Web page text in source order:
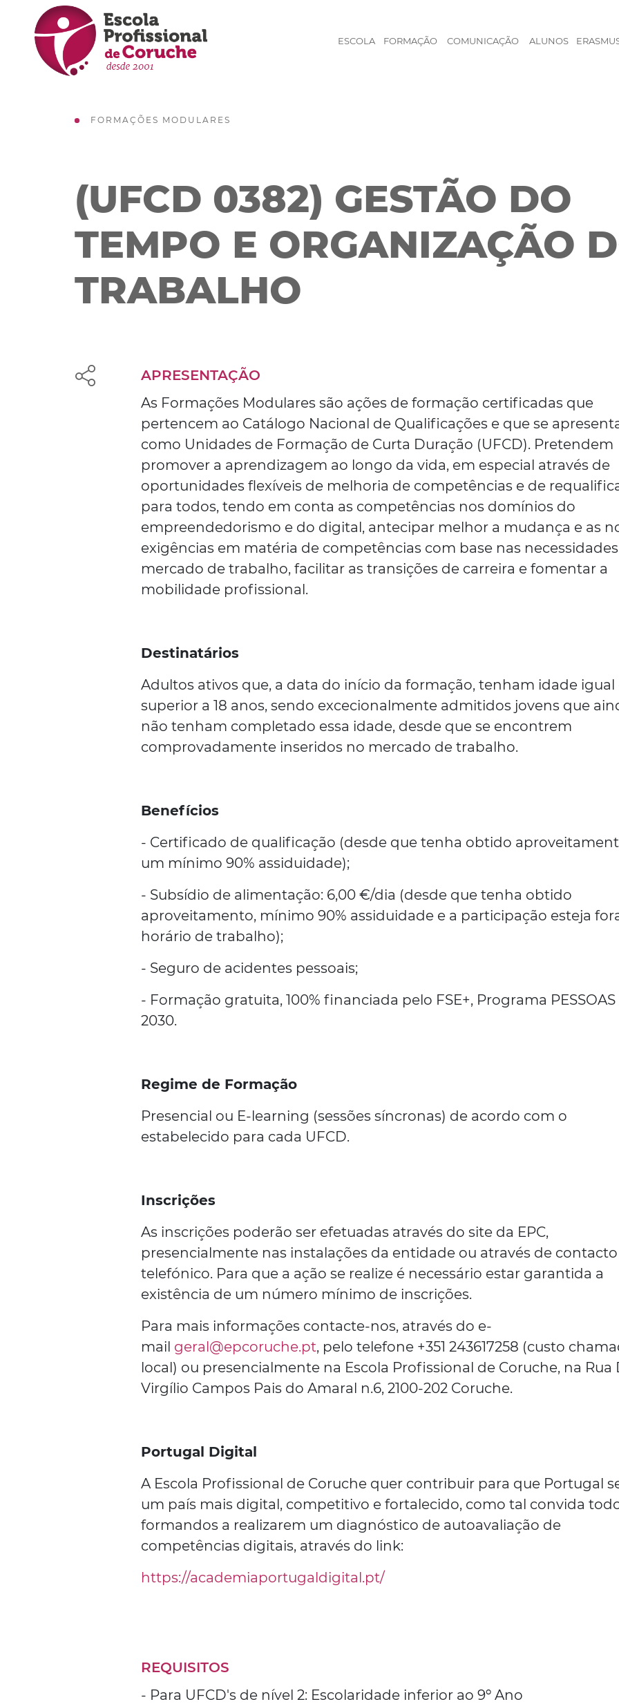
ESCOLA FORMAÇÃO COMUNICAÇÃO ALUNOS
FORMAÇÕES MODULARES
(UFCD 0382) GESTÃO DO
TEMPO E ORGANIZAÇÃO
TRABALHO
APRESENTAÇÃO
As Formações Modulares são ações de formação certificadas que
pertencem ao Catálogo Nacional de Qualificações e que se
como Unidades de Formação de Curta Duração (UFCD). Pretendem
promover a aprendizagem ao longo da vida, em especial através de
oportunidades flexíveis de melhoria de competências e de
para todos, tendo em conta as competências nos domínios do
empreendedorismo e do digital, antecipar melhor a mudança e as
exigências em matéria de competências com base nas
mercado de trabalho, facilitar as transições de carreira e fomentar a
mobilidade profissional.
Destinatários
Adultos ativos que, a data do início da formação, tenham idade igual
superior a 18 anos, sendo excecionalmente admitidos jovens que
não tenham completado essa idade, desde que se encontrem
comprovadamente inseridos no mercado de trabalho.
Benefícios
- Certificado de qualificação (desde que tenha obtido
um mínimo 90% assiduidade);
- Subsídio de alimentação: 6,00 €/dia (desde que tenha obtido
aproveitamento, mínimo 90% assiduidade e a participação esteja
horário de trabalho);
- Seguro de acidentes pessoais;
- Formação gratuita, 100% financiada pelo FSE+, Programa PESSOAS
2030.
Regime de Formação
Presencial ou E-learning (sessões síncronas) de acordo com o
estabelecido para cada UFCD.
Inscrições
As inscrições poderão ser efetuadas através do site da EPC,
presencialmente nas instalações da entidade ou através de contacto
telefónico. Para que a ação se realize é necessário estar garantida a
existência de um número mínimo de inscrições.
Para mais informações contacte-nos, através do e-
mail geral@epcoruche.pt, pelo telefone +351 243617258 (custo
local) ou presencialmente na Escola Profissional de Coruche, na Rua
Virgílio Campos Pais do Amaral n.6, 2100-202 Coruche.
Portugal Digital
A Escola Profissional de Coruche quer contribuir para que Portugal
um país mais digital, competitivo e fortalecido, como tal convida
formandos a realizarem um diagnóstico de autoavaliação de
competências digitais, através do link:
https://academiaportugaldigital.pt/
REQUISITOS
- Para UFCD's de nível 2: Escolaridade inferior ao 9º Ano